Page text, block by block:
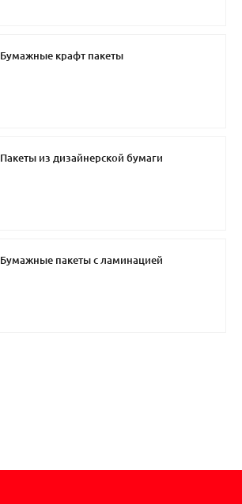
Бумажные крафт пакеты
Пакеты из дизайнерской бумаги
Бумажные пакеты с ламинацией